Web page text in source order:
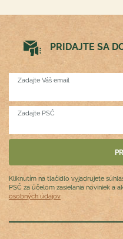
PRIDAJTE SA
Zadajte Váš email
Zadajte PSČ
Kliknutím na tlačidlo vyjadrujete
PSČ za účelom zasielania noviniek a
osobných údajov